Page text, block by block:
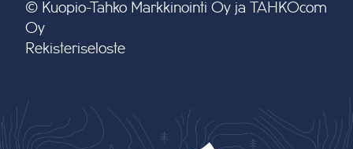
© Kuopio-Tahko Markkinointi Oy ja TAHKOcom
Oy
Rekisteriseloste